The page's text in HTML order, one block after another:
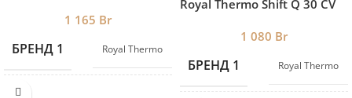
подключение
1 165 Br
БРЕНД 1 Royal Thermo
Royal Thermo Shift Q 30 CV
подключение
1 080 Br
БРЕНД 1 Royal Thermo